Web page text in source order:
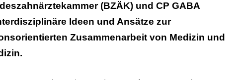
(BZÄK) und CP GABA
Ideen und Ansätze zur
Zusammenarbeit von Medizin und